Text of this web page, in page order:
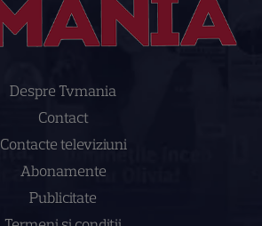
Despre Tvmania
Contact
Contacte televiziuni
Abonamente
Publicitate